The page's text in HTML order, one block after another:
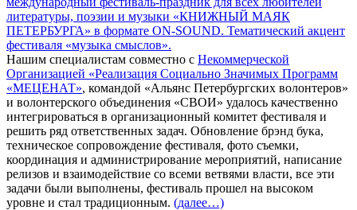
литературы, поэзии и музыки «КНИЖНЫЙ МАЯК
ПЕТЕРБУРГА» в формате ON-SOUND. Тематический акцент
фестиваля «музыка смыслов».
Нашим специалистам совместно с Некоммерческой
Организацией «Реализация Социально Значимых Программ
«МЕЦЕНАТ», командой «Альянс Петербургских волонтеров»
и волонтерского объединения «СВОИ» удалось качественно
интегрироваться в организационный комитет фестиваля и
решить ряд ответственных задач. Обновление брэнд бука,
техническое сопровождение фестиваля, фото съемки,
координация и администрирование мероприятий, написание
релизов и взаимодействие со всеми ветвями власти, все эти
задачи были выполнены, фестиваль прошел на высоком
уровне и стал традиционным. (далее…)